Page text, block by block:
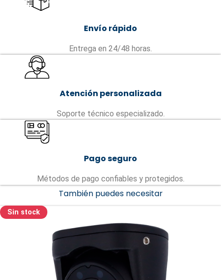
Envío rápido
Entrega en 24/48 horas.
Atención personalizada
Soporte técnico especializado.
Pago seguro
Métodos de pago confiables y protegidos.
También puedes necesitar
Sin stock